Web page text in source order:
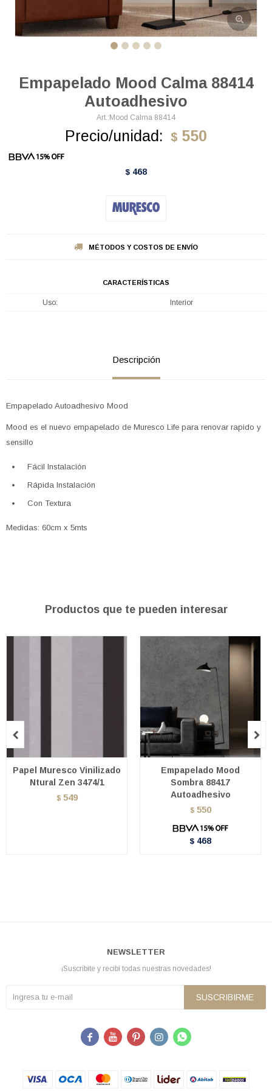
Empapelado Mood Calma 88414
Autoadhesivo
Mood Calma 88414
Precio/unidad: $ 550
$ 468
MÉTODOS Y COSTOS DE ENVÍO
CARACTERÍSTICAS
Uso Interior
Descripción
Empapelado Autoadhesivo Mood
Mood es el nuevo empapelado de Muresco Life para renovar rapido y
sensillo
Fácil Instalación
Rápida Instalación
Con Textura
Medidas: 60cm x 5mts
Productos que te pueden interesar
Papel Muresco Vinilizado
Ntural Zen 3474/1
$ 549
Empapelado Mood
Sombra 88417
Autoadhesivo
$ 550
$ 468
 
NEWSLETTER
¡Suscribite y recibí todas nuestras novedades!
SUSCRIBIRME
    